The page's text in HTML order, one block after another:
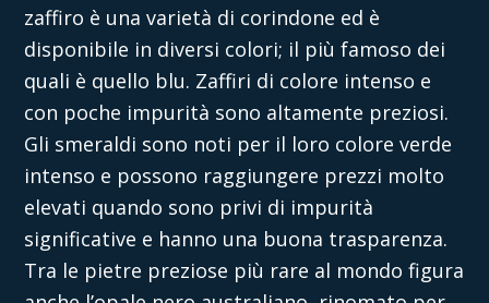
zaffiro è una varietà di corindone ed è
disponibile in diversi colori; il più famoso dei
quali è quello blu. Zaffiri di colore intenso e
con poche impurità sono altamente preziosi.
Gli smeraldi sono noti per il loro colore verde
intenso e possono raggiungere prezzi molto
elevati quando sono privi di impurità
significative e hanno una buona trasparenza.
Tra le pietre preziose più rare al mondo figura